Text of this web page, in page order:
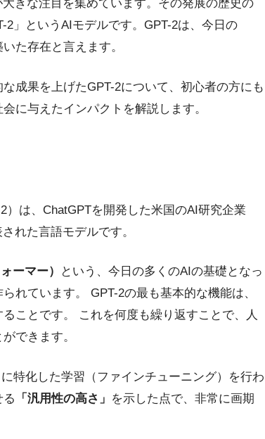
きな注目を集めています。その発展の歴史の
」というAIモデルです。GPT-2は、今日の
た存在と言えます。
成果を上げたGPT-2について、初心者の方にも
に与えたインパクトを解説します。
）は、ChatGPTを開発した米国のAI研究企業
れた言語モデルです。
ーマー）
という、今日の多くのAIの基礎となっ
れています。 GPT-2の最も基本的な機能は、
ことです。 これを何度も繰り返すことで、人
できます。
特化した学習（ファインチューニング）を行わ
「汎用性の高さ」 を示した点で、非常に画期